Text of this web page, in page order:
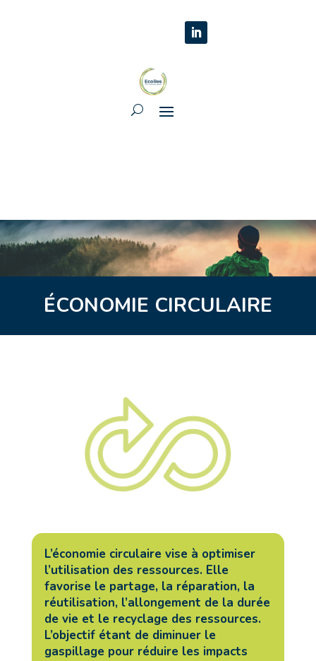
ÉCONOMIE CIRCULAIRE
L’économie circulaire vise à optimiser
l’utilisation des ressources. Elle
favorise le partage, la réparation, la
réutilisation, l’allongement de la durée
de vie et le recyclage des ressources.
L’objectif étant de diminuer le
gaspillage pour réduire les impacts